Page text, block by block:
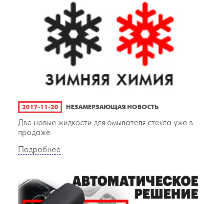
2017-11-20 НЕЗАМЕРЗАЮЩАЯ НОВОСТЬ
Две новые жидкости для омывателя стекла уже в
продаже
Подробнее